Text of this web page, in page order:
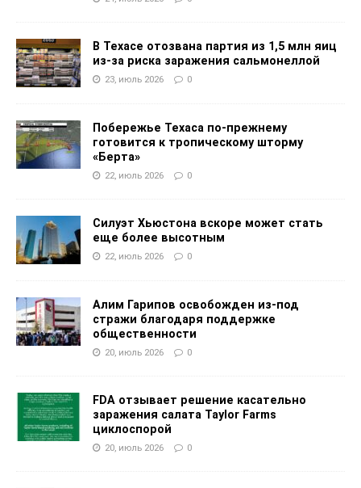
В Техасе отозвана партия из 1,5 млн яиц
из-за риска заражения сальмонеллой
23, июль 2026 0
Побережье Техаса по-прежнему
готовится к тропическому шторму
«Берта»
22, июль 2026 0
Силуэт Хьюстона вскоре может стать
еще более высотным
22, июль 2026 0
Алим Гарипов освобожден из-под
стражи благодаря поддержке
общественности
20, июль 2026 0
FDA отзывает решение касательно
заражения салата Taylor Farms
циклоспорой
20, июль 2026 0